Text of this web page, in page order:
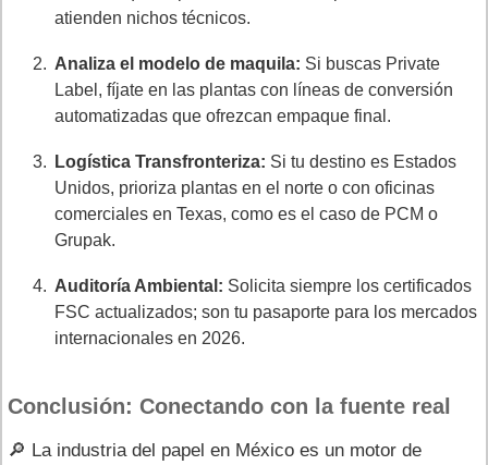
atienden nichos técnicos.
Analiza el modelo de maquila: Si buscas Private
Label, fíjate en las plantas con líneas de conversión
automatizadas que ofrezcan empaque final.
Logística Transfronteriza: Si tu destino es Estados
Unidos, prioriza plantas en el norte o con oficinas
comerciales en Texas, como es el caso de PCM o
Grupak.
Auditoría Ambiental: Solicita siempre los certificados
FSC actualizados; son tu pasaporte para los mercados
internacionales en 2026.
Conclusión: Conectando con la fuente real
🔎 La industria del papel en México es un motor de